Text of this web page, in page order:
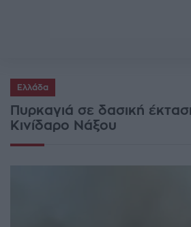
Ελλάδα
Πυρκαγιά σε δασική
Κινίδαρο Νάξου